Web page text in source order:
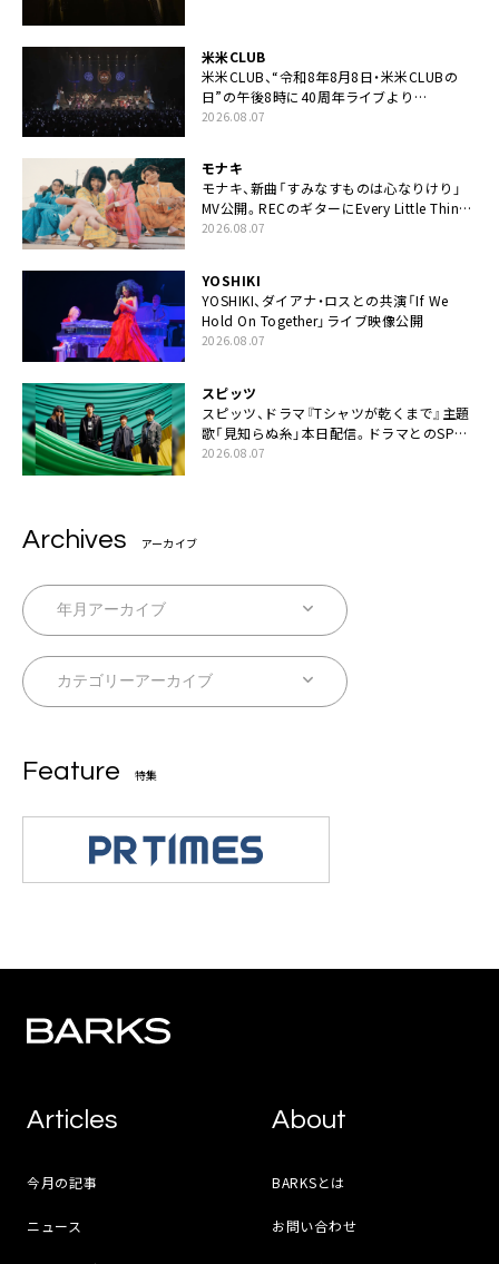
米米CLUB
米米CLUB、“令和8年8月8日・米米CLUBの
日”の午後8時に40周年ライブより
「FANtachy medley」を88年限定公開
2026.08.07
モナキ
モナキ、新曲「すみなすものは心なりけり」
MV公開。RECのギターにEvery Little Thing・
伊藤一朗参加も
2026.08.07
YOSHIKI
YOSHIKI、ダイアナ・ロスとの共演「If We
Hold On Together」ライブ映像公開
2026.08.07
スピッツ
スピッツ、ドラマ『Tシャツが乾くまで』主題
歌「見知らぬ糸」本日配信。ドラマとのSPコ
ラボムービー公開も
2026.08.07
Archives アーカイブ
Feature 特集
Articles
今月の記事
ニュース
About
BARKSとは
お問い合わせ